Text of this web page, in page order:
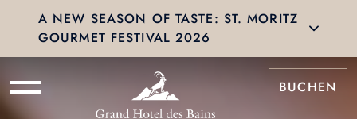
A NEW SEASON OF TASTE: ST. MORITZ
GOURMET FESTIVAL 2026
BUCHEN